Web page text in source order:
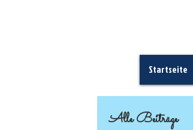
Alle Beiträge
Startseite